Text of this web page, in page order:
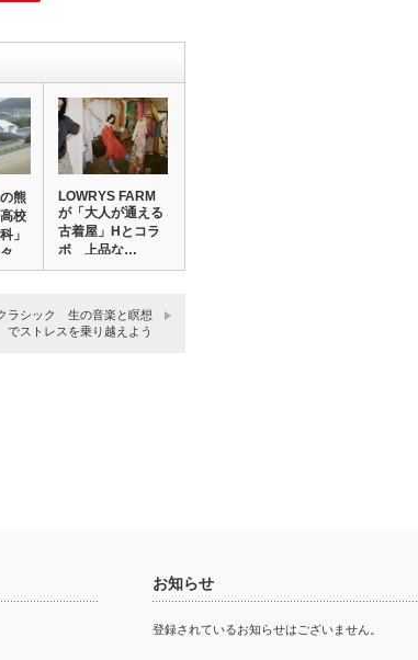
熊
校
」
…
LOWRYS FARM
が「大人が通える
古着屋」Hとコラ
ボ 上品な…
ラシック 生の音楽と瞑想
でストレスを乗り越えよう
お知らせ
登録されているお知らせはございません。